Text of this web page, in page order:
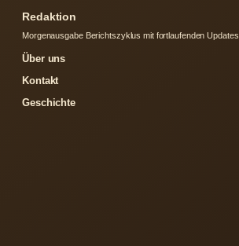
Redaktion
Morgenausgabe Berichtszyklus mit fortlaufenden Updates.
Über uns
Kontakt
Geschichte